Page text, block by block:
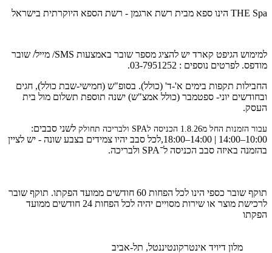
THE Spa הינו ספא מבית רשת ארגמן - רשת הספא היוקרתית בישראל
למימוש הגיפט קארד יש להציג מספר שובר באמצעות SMS/ מייל/ שובר
מודפס. לפרטים נוספים : 03-7951252.
החבילות תקפות בימים א'-ד' (כולל). בסופ"ש (חמישי-שבת כולל), חגים
ובחודשים יוני- ספטמבר (כולל אמצ"ש) ישנה תוספת תשלום מול בית
העסק.
עבור הזמנות החל מ1.8.26 הכניסה לSPA ולבריכה תחולק
לשני סבבים:
10:00–14:00 | 14:00–18:00,לכל סבב יהיו צמידים בצבע שונה - יש לציין
בהזמנה באיזה סבב הכניסה ל־SPA ולבריכה.
תוקף שובר כספי הינו לכל הפחות 60 חודשים ממועד הפקתו. תוקף שובר
לרכישת מוצר או שירות מסויים יהיה לכל הפחות 24 חודשים ממועד
הפקתו
מלון דיויד אינטרקונטיננטל, תל-אביב